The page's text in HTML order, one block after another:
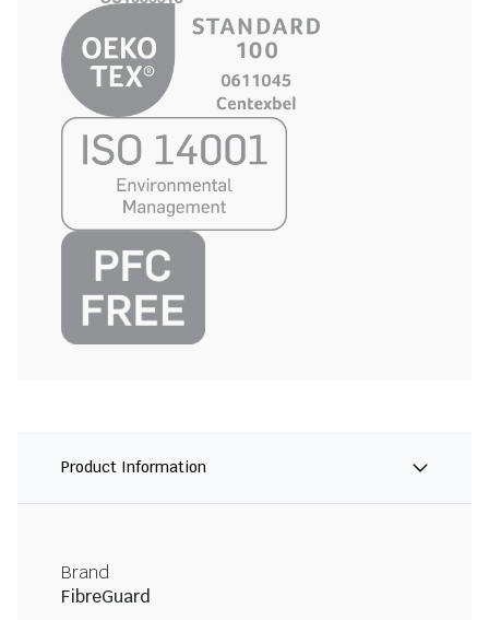
Product Information
Brand
FibreGuard